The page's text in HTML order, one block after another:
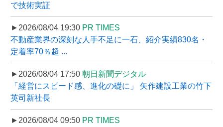
で技術実証
►2026/08/04 19:30 PR TIMES
不動産業界の深刻な人手不足に一石、紹介実績830名・
定着率70％超 ...
►2026/08/04 17:50 朝日新聞デジタル
「経営にスピード感、進化の礎に」 矢作建設工業の竹下
英司新社長
►2026/08/04 09:50 PR TIMES